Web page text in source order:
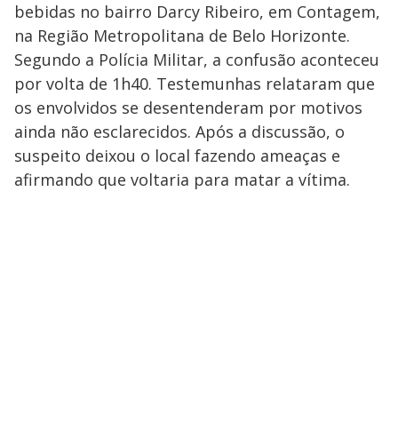
bebidas no bairro Darcy Ribeiro, em Contagem,
na Região Metropolitana de Belo Horizonte.
Segundo a Polícia Militar, a confusão aconteceu
por volta de 1h40. Testemunhas relataram que
os envolvidos se desentenderam por motivos
ainda não esclarecidos. Após a discussão, o
suspeito deixou o local fazendo ameaças e
afirmando que voltaria para matar a vítima.